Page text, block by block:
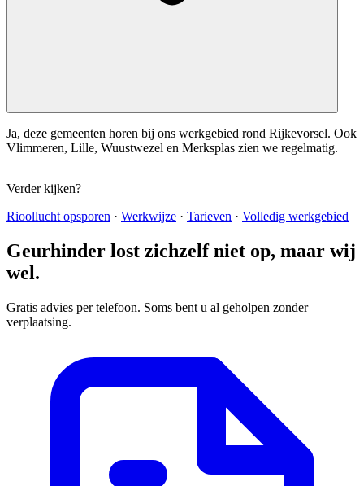
Ja, deze gemeenten horen bij ons werkgebied rond Rijkevorsel. Ook
Vlimmeren, Lille, Wuustwezel en Merksplas zien we regelmatig.
Verder kijken?
Rioollucht opsporen · Werkwijze · Tarieven · Volledig werkgebied
Geurhinder lost zichzelf niet op, maar wij
wel.
Gratis advies per telefoon. Soms bent u al geholpen zonder
verplaatsing.